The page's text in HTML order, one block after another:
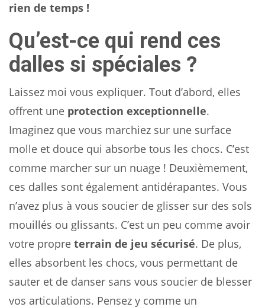
rien de temps !
Qu’est-ce qui rend ces
dalles si spéciales ?
Laissez moi vous expliquer. Tout d’abord, elles
offrent une protection exceptionnelle.
Imaginez que vous marchiez sur une surface
molle et douce qui absorbe tous les chocs. C’est
comme marcher sur un nuage ! Deuxièmement,
ces dalles sont également antidérapantes. Vous
n’avez plus à vous soucier de glisser sur des sols
mouillés ou glissants. C’est un peu comme avoir
votre propre terrain de jeu sécurisé. De plus,
elles absorbent les chocs, vous permettant de
sauter et de danser sans vous soucier de blesser
vos articulations. Pensez y comme un